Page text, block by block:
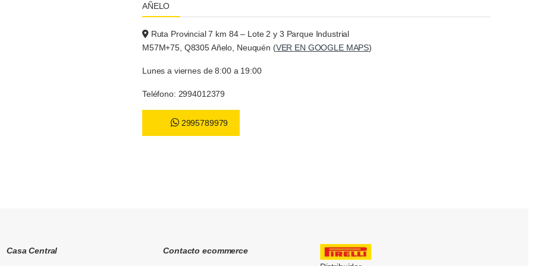
AÑELO
Ruta Provincial 7 km 84 – Lote 2 y 3 Parque Industrial
M57M+75, Q8305 Añelo, Neuquén (VER EN GOOGLE MAPS)
Lunes a viernes de 8:00 a 19:00
Teléfono: 2994012379
2995789979
Casa Central
Contacto ecommerce